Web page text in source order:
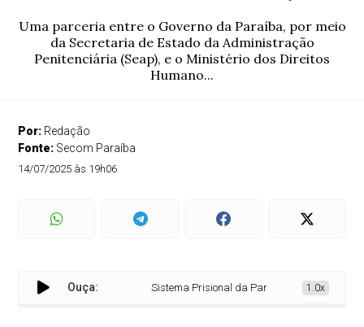
Uma parceria entre o Governo da Paraíba, por meio
da Secretaria de Estado da Administração
Penitenciária (Seap), e o Ministério dos Direitos
Humano...
Por: Redação
Fonte: Secom Paraíba
14/07/2025 às 19h06
Ouça: Sistema Prisional da Paraíba recebe 1ª Mostra
1.0x